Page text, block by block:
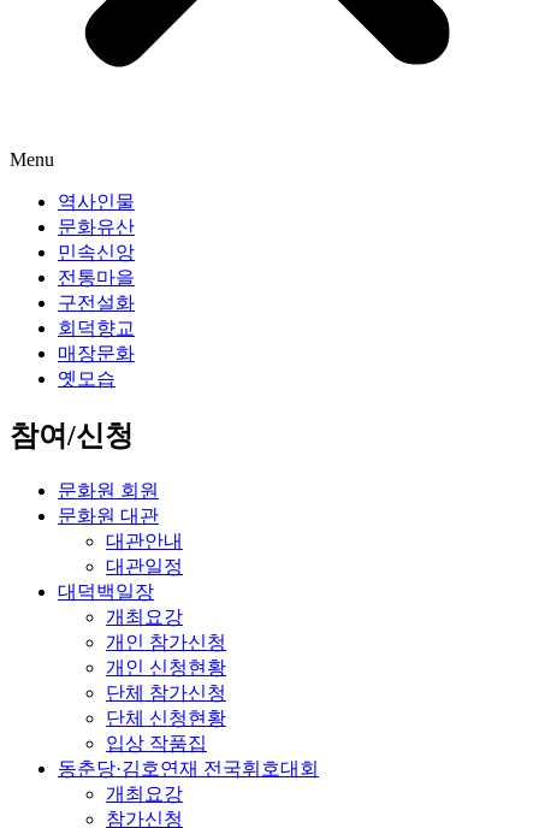
Menu
역사인물
문화유산
민속신앙
전통마을
구전설화
회덕향교
매장문화
옛모습
참여/신청
문화원 회원
문화원 대관
대관안내
대관일정
대덕백일장
개최요강
개인 참가신청
개인 신청현황
단체 참가신청
단체 신청현황
입상 작품집
동춘당·김호연재 전국휘호대회
개최요강
참가신청